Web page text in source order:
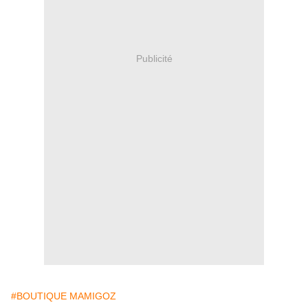
Publicité
#BOUTIQUE MAMIGOZ